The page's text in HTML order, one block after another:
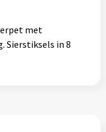
met
Sierstiksels in 8